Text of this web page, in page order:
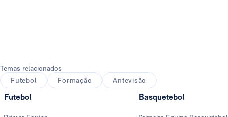
Temas relacionados
Futebol
Formação Antevisão
Futebol Basquetebol